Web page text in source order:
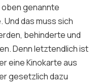
oben genannte
Und das muss sich
behinderte und
Denn letztendlich ist
eine Kinokarte aus
gesetzlich dazu